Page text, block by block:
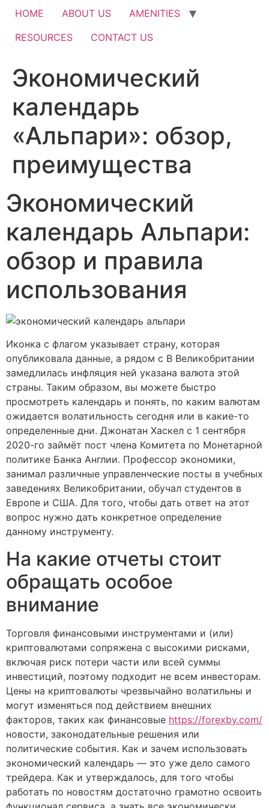
HOME ABOUT US
AMENITIES
RESOURCES
CONTACT US
Экономический
календарь
«Альпари»: обзор,
преимущества
Экономический
календарь Альпари:
обзор и правила
использования
Иконка с флагом указывает страну, которая
опубликовала данные, а рядом с В Великобритании
замедлилась инфляция ней указана валюта этой
страны. Таким образом, вы можете быстро
просмотреть календарь и понять, по каким валютам
ожидается волатильность сегодня или в какие-то
определенные дни. Джонатан Хаскел с 1 сентября
2020-го займёт пост члена Комитета по Монетарной
политике Банка Англии. Профессор экономики,
занимал различные управленческие посты в учебных
заведениях Великобритании, обучал студентов в
Европе и США. Для того, чтобы дать ответ на этот
вопрос нужно дать конкретное определение
данному инструменту.
На какие отчеты стоит
обращать особое
внимание
Торговля финансовыми инструментами и (или)
криптовалютами сопряжена с высокими рисками,
включая риск потери части или всей суммы
инвестиций, поэтому подходит не всем инвесторам.
Цены на криптовалюты чрезвычайно волатильны и
могут изменяться под действием внешних
факторов, таких как финансовые https://forexby.com/
новости, законодательные решения или
политические события. Как и зачем использовать
экономический календарь — это уже дело самого
трейдера. Как и утверждалось, для того чтобы
работать по новостям достаточно грамотно освоить